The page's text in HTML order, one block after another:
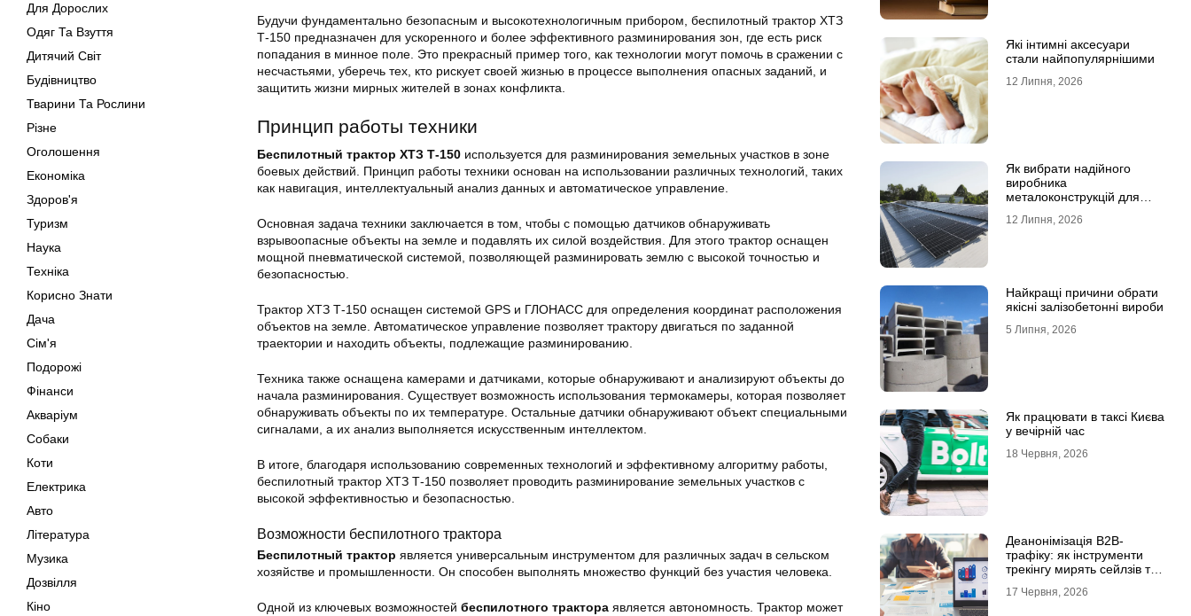
Для Дорослих
Одяг Та Взуття
Дитячий Світ
Будівництво
Тварини Та Рослини
Різне
Оголошення
Економіка
Здоров'я
Туризм
Наука
Техніка
Корисно Знати
Дача
Сім'я
Подорожі
Фінанси
Акваріум
Собаки
Коти
Електрика
Авто
Література
Музика
Дозвілля
Кіно
Будучи фундаментально безопасным и высокотехнологичным прибором, беспилотный трактор ХТЗ
Т-150 предназначен для ускоренного и более эффективного разминирования зон, где есть риск
попадания в минное поле. Это прекрасный пример того, как технологии могут помочь в сражении с
несчастьями, уберечь тех, кто рискует своей жизнью в процессе выполнения опасных заданий, и
защитить жизни мирных жителей в зонах конфликта.
Принцип работы техники
Беспилотный трактор ХТЗ Т-150 используется для разминирования земельных участков в зоне
боевых действий. Принцип работы техники основан на использовании различных технологий, таких
как навигация, интеллектуальный анализ данных и автоматическое управление.
Основная задача техники заключается в том, чтобы с помощью датчиков обнаруживать
взрывоопасные объекты на земле и подавлять их силой воздействия. Для этого трактор оснащен
мощной пневматической системой, позволяющей разминировать землю с высокой точностью и
безопасностью.
Трактор ХТЗ Т-150 оснащен системой GPS и ГЛОНАСС для определения координат расположения
объектов на земле. Автоматическое управление позволяет трактору двигаться по заданной
траектории и находить объекты, подлежащие разминированию.
Техника также оснащена камерами и датчиками, которые обнаруживают и анализируют объекты до
начала разминирования. Существует возможность использования термокамеры, которая позволяет
обнаруживать объекты по их температуре. Остальные датчики обнаруживают объект специальными
сигналами, а их анализ выполняется искусственным интеллектом.
В итоге, благодаря использованию современных технологий и эффективному алгоритму работы,
беспилотный трактор ХТЗ Т-150 позволяет проводить разминирование земельных участков с
высокой эффективностью и безопасностью.
Возможности беспилотного трактора
Беспилотный трактор является универсальным инструментом для различных задач в сельском
хозяйстве и промышленности. Он способен выполнять множество функций без участия человека.
Одной из ключевых возможностей беспилотного трактора является автономность. Трактор может
Які інтимні аксесуари
стали найпопулярнішими
12 Липня, 2026
Як вибрати надійного
виробника
металоконструкцій для
12 Липня, 2026
Найкращі причини обрати
якісні залізобетонні вироби
5 Липня, 2026
Як працювати в таксі Києва
у вечірній час
18 Червня, 2026
Деанонімізація B2B-
трафіку: як інструменти
трекінгу мирять сейлзів та
17 Червня, 2026